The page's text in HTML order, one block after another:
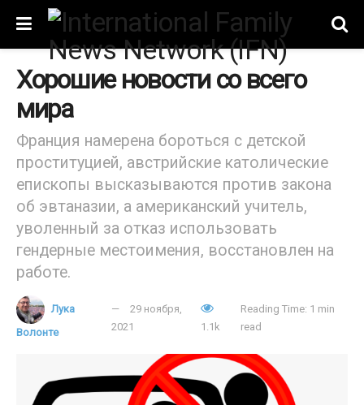
Хорошие новости со всего
мира
Франция намерена бороться с детской
проституцией, австрийские католические
епископы высказываются против закона
об эвтаназии, а американский учитель,
уволенный за отказ использовать
гендерные местоимения, восстановлен на
работе.
Лука
Волонте
29 ноября,
2021
1.1k
Reading Time: 1 min
read